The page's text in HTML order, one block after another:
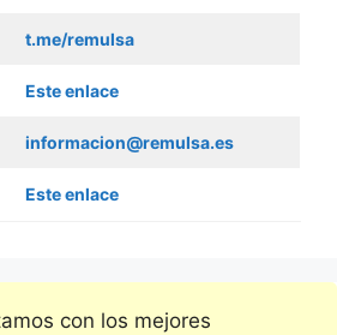
t.me/remulsa
Este enlace
informacion@remulsa.es
Este enlace
con los mejores